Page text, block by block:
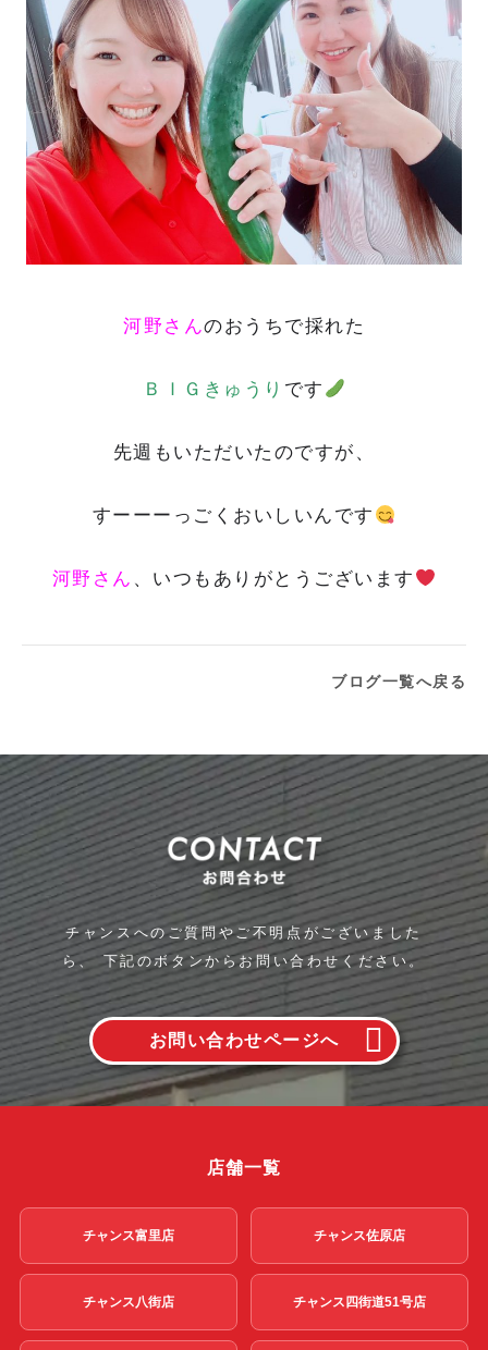
河野さんのおうちで採れた
ＢＩＧきゅうり です
先週もいただいたのですが、
すーーーっごくおいしいんです
河野さん 、いつもありがとうございます
ブログ一覧へ戻る
チャンスへのご質問やご不明点がございました
ら、 下記のボタンからお問い合わせください。
お問い合わせページへ
店舗一覧
チャンス富里店
チャンス八街店
チャンス佐原店
チャンス四街道51号店